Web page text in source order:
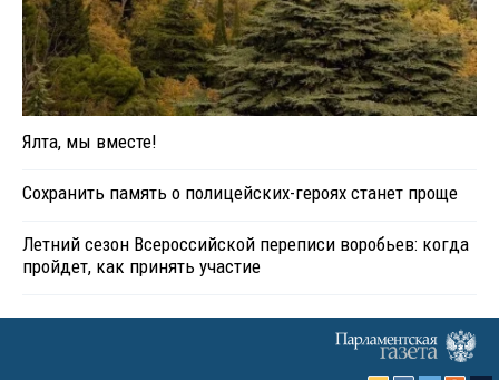
Ялта, мы вместе!
Сохранить память о полицейских-героях станет проще
Летний сезон Всероссийской переписи воробьев: когда
пройдет, как принять участие